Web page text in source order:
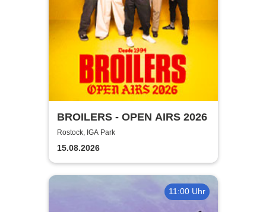
BROILERS - OPEN AIRS 2026
Rostock, IGA Park
15.08.2026
11:00 Uhr